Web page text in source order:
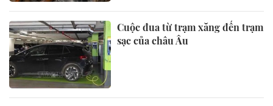
Cuộc đua từ trạm xăng đến trạm
sạc của châu Âu